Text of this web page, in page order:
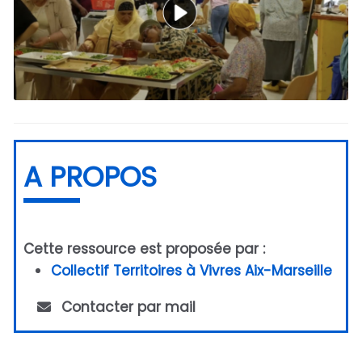
A PROPOS
Cette ressource est proposée par :
Collectif Territoires à Vivres Aix-Marseille
Contacter par mail